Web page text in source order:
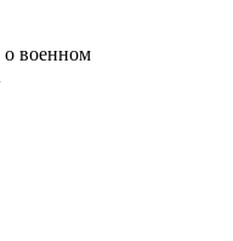
о военном